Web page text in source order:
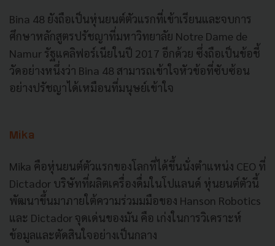
Bina 48 ยังถือเป็นหุ่นยนต์ตัวแรกที่เข้าเรียนและจบการ
ศึกษาหลักสูตรปรัชญาที่มหาวิทยาลัย Notre Dame de
Namur รัฐแคลิฟอร์เนียในปี 2017 อีกด้วย ซึ่งถือเป็นข้อชี้
วัดอย่างหนึ่งว่า Bina 48 สามารถเข้าใจหัวข้อที่ซับซ้อน
อย่างปรัชญาได้เหมือนที่มนุษย์เข้าใจ
Mika
Mika คือหุ่นยนต์ตัวแรกของโลกที่ได้ขึ้นนั่งตำแหน่ง CEO ที่
Dictador บริษัทที่ผลิตเครื่องดื่มในโปแลนด์ หุ่นยนต์ตัวนี้
พัฒนาขึ้นมาภายใต้ความร่วมมมือของ Hanson Robotics
และ Dictador จุดเด่นของมัน คือ เก่งในการวิเคราะห์
ข้อมูลและตัดสินใจอย่างเป็นกลาง